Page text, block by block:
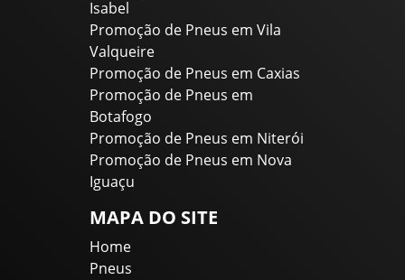
Isabel
Promoção de Pneus em Vila
Valqueire
Promoção de Pneus em Caxias
Promoção de Pneus em
Botafogo
Promoção de Pneus em Niterói
Promoção de Pneus em Nova
Iguaçu
MAPA DO SITE
Home
Pneus